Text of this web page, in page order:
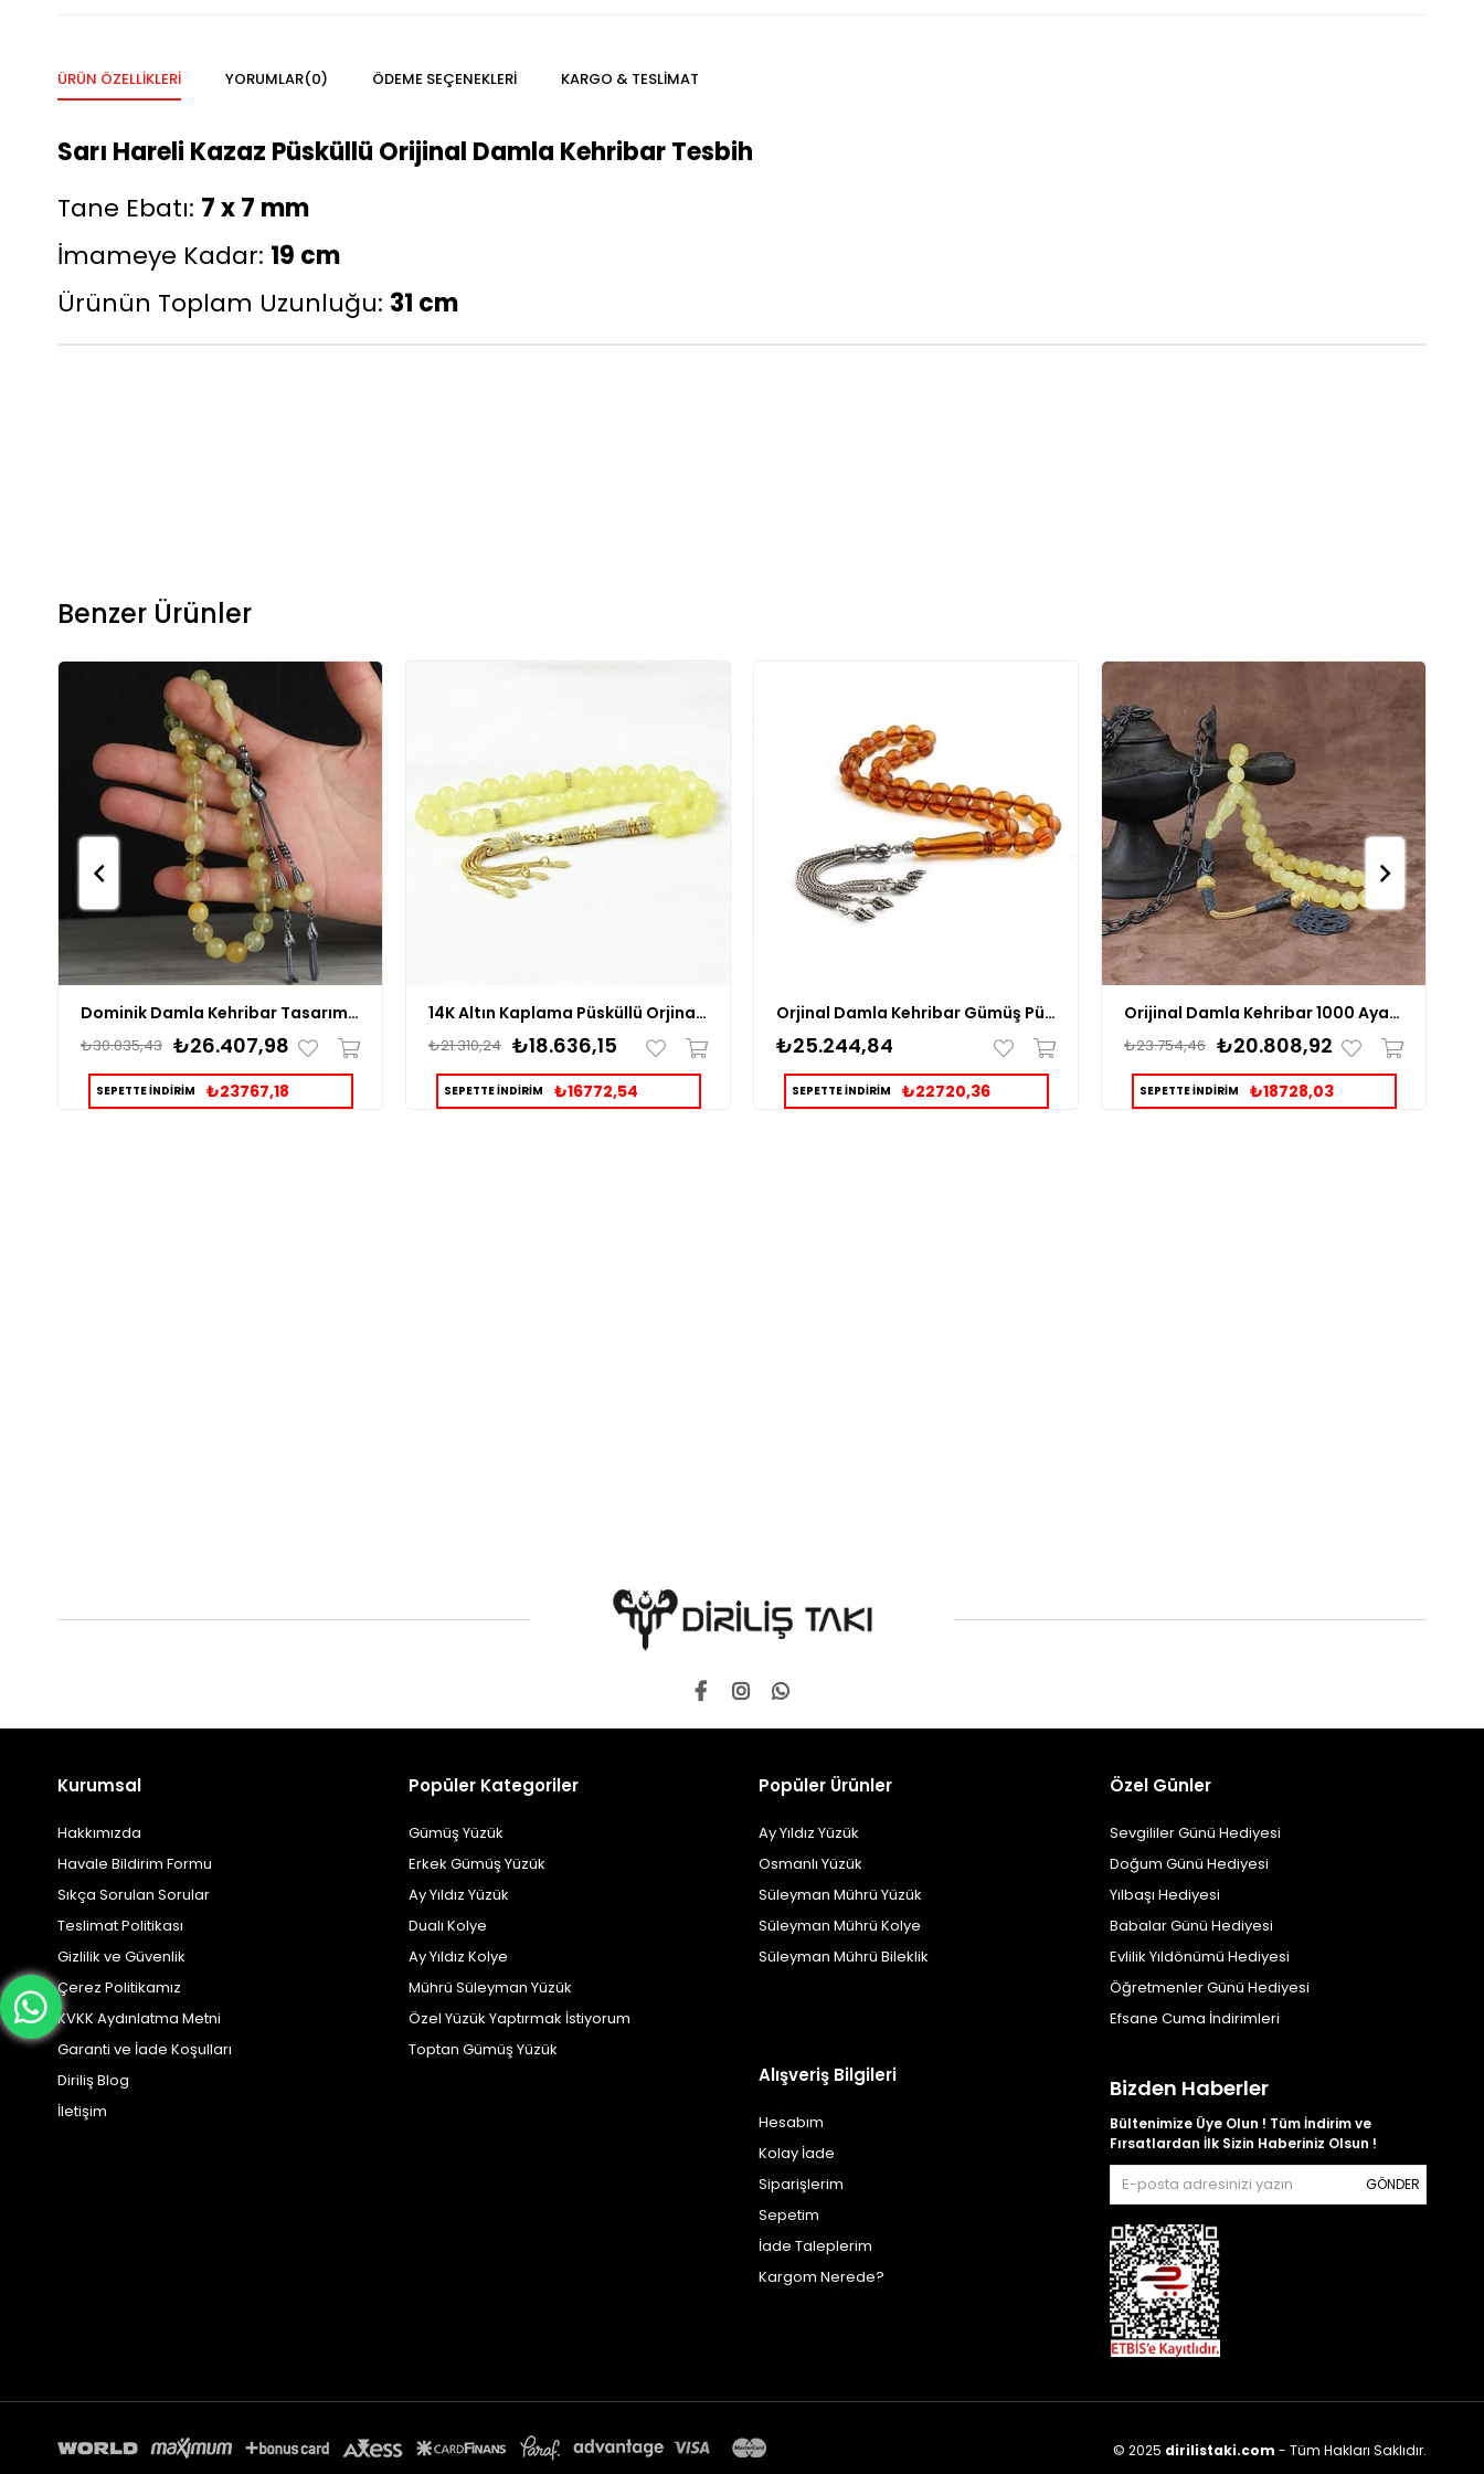
ÜRÜN ÖZELLIKLERI YORUMLAR(0) ÖDEME SEÇENEKLERI KARGO & TESLIMAT
Sarı Hareli Kazaz Püsküllü Orijinal Damla Kehribar Tesbih
Tane Ebatı: 7 x 7 mm
İmameye Kadar: 19 cm
Ürünün Toplam Uzunluğu: 31 cm
Benzer Ürünler
Dominik Damla Kehribar Tasarım Gümüş Tesbih
₺26.407,98
₺30.035,43
SEPETTE İNDİRİM ₺23767,18
14K Altın Kaplama Püsküllü Orjinal Damla Kehribar Tesbih
₺18.636,15
₺21.310,24
SEPETTE İNDİRİM ₺16772,54
Orjinal Damla Kehribar Gümüş Püsküllü Tesbih
₺25.244,84
SEPETTE İNDİRİM ₺22720,36
Orijinal Damla Kehribar 1000 Ayar Kazaz Püsküllü Tesbih
₺20.808,92
₺23.754,46
SEPETTE İNDİRİM ₺18728,03
Kurumsal
Hakkımızda
Havale Bildirim Formu
Sıkça Sorulan Sorular
Teslimat Politikası
Gizlilik ve Güvenlik
Çerez Politikamız
KVKK Aydınlatma Metni
Garanti ve İade Koşulları
Diriliş Blog
İletişim
Popüler Kategoriler
Gümüş Yüzük
Erkek Gümüş Yüzük
Ay Yıldız Yüzük
Dualı Kolye
Ay Yıldız Kolye
Mührü Süleyman Yüzük
Özel Yüzük Yaptırmak İstiyorum
Toptan Gümüş Yüzük
Popüler Ürünler
Ay Yıldız Yüzük
Osmanlı Yüzük
Süleyman Mührü Yüzük
Süleyman Mührü Kolye
Süleyman Mührü Bileklik
Özel Günler
Sevgililer Günü Hediyesi
Doğum Günü Hediyesi
Yılbaşı Hediyesi
Babalar Günü Hediyesi
Evlilik Yıldönümü Hediyesi
Öğretmenler Günü Hediyesi
Efsane Cuma İndirimleri
Alışveriş Bilgileri
Hesabım
Kolay İade
Siparişlerim
Sepetim
İade Taleplerim
Kargom Nerede?
Bizden Haberler
Bültenimize Üye Olun ! Tüm İndirim ve
Fırsatlardan İlk Sizin Haberiniz Olsun !
GÖNDER
© 2025 dirilistaki.com - Tüm Hakları Saklıdır.